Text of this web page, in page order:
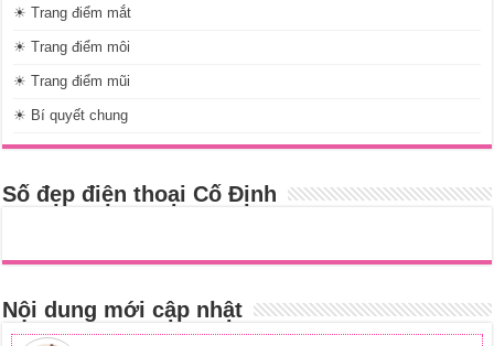
☀ Trang điểm mắt
☀ Trang điểm môi
☀ Trang điểm mũi
☀ Bí quyết chung
Số đẹp điện thoại Cố Định
Nội dung mới cập nhật